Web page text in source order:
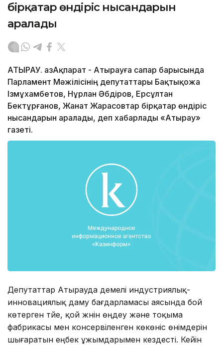
бірқатар өндіріс нысандарын
аралады
АТЫРАУ. ҚазАқпарат - Атырауға сапар барысында
Парламент Мәжілісінің депутаттары Бақтықожа
Ізмұхамбетов, Нұрлан Әбдіров, Ерсұлтан
Бектұрғанов, Жанат Жарасовтар бірқатар өндіріс
нысандарын аралады, деп хабарлады «Атырау»
газеті.
Депутаттар Атырауда үдемелі индустриялық-
инновациялық даму бағдарламасы аясында бой
көтерген түйе, қой жүнін өңдеу және тоқыма
фабрикасы мен консервіленген көкөніс өнімдерін
шығаратын еңбек ұжымдарымен кездесті. Кейін